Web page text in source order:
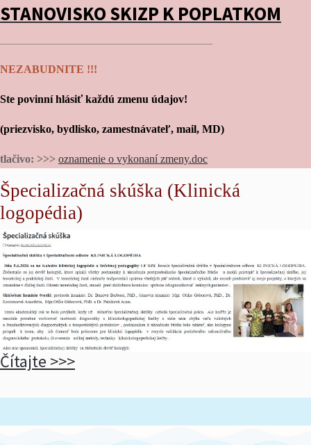
STANOVISKO SKIZP K POPLATKOM
NEZABUDNITE !!!
Ste povinní hlásiť každú zmenu údajov!
(priezvisko, bydlisko, zamestnávateľ, mail, MD)
tlačivo: >>> oznamenie o vykonaní zmeny.doc
Špecializačná skúška (Klinická
logopédia)
Čítajte >>>